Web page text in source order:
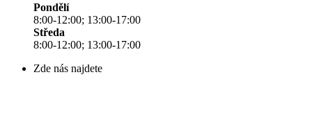
Pondělí
8:00-12:00; 13:00-17:00
Středa
8:00-12:00; 13:00-17:00
Zde nás najdete